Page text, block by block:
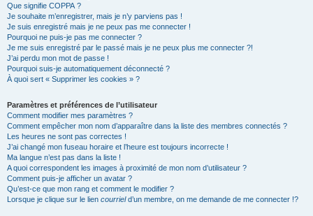
Que signifie COPPA ?
Je souhaite m’enregistrer, mais je n’y parviens pas !
Je suis enregistré mais je ne peux pas me connecter !
Pourquoi ne puis-je pas me connecter ?
Je me suis enregistré par le passé mais je ne peux plus me connecter ?!
J’ai perdu mon mot de passe !
Pourquoi suis-je automatiquement déconnecté ?
À quoi sert « Supprimer les cookies » ?
Paramètres et préférences de l’utilisateur
Comment modifier mes paramètres ?
Comment empêcher mon nom d’apparaître dans la liste des membres connectés ?
Les heures ne sont pas correctes !
J’ai changé mon fuseau horaire et l’heure est toujours incorrecte !
Ma langue n’est pas dans la liste !
A quoi correspondent les images à proximité de mon nom d’utilisateur ?
Comment puis-je afficher un avatar ?
Qu’est-ce que mon rang et comment le modifier ?
Lorsque je clique sur le lien courrield’un membre, on me demande de me connecter !?